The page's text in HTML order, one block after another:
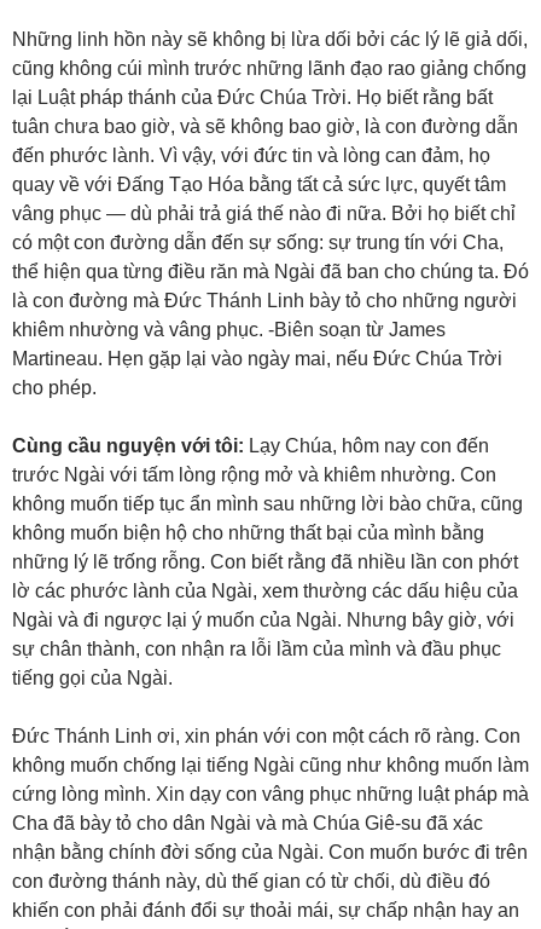
Những linh hồn này sẽ không bị lừa dối bởi các lý lẽ giả dối,
cũng không cúi mình trước những lãnh đạo rao giảng chống
lại Luật pháp thánh của Đức Chúa Trời. Họ biết rằng bất
tuân chưa bao giờ, và sẽ không bao giờ, là con đường dẫn
đến phước lành. Vì vậy, với đức tin và lòng can đảm, họ
quay về với Đấng Tạo Hóa bằng tất cả sức lực, quyết tâm
vâng phục — dù phải trả giá thế nào đi nữa. Bởi họ biết chỉ
có một con đường dẫn đến sự sống: sự trung tín với Cha,
thể hiện qua từng điều răn mà Ngài đã ban cho chúng ta. Đó
là con đường mà Đức Thánh Linh bày tỏ cho những người
khiêm nhường và vâng phục. -Biên soạn từ James
Martineau. Hẹn gặp lại vào ngày mai, nếu Đức Chúa Trời
cho phép.
Cùng cầu nguyện với tôi: Lạy Chúa, hôm nay con đến
trước Ngài với tấm lòng rộng mở và khiêm nhường. Con
không muốn tiếp tục ẩn mình sau những lời bào chữa, cũng
không muốn biện hộ cho những thất bại của mình bằng
những lý lẽ trống rỗng. Con biết rằng đã nhiều lần con phớt
lờ các phước lành của Ngài, xem thường các dấu hiệu của
Ngài và đi ngược lại ý muốn của Ngài. Nhưng bây giờ, với
sự chân thành, con nhận ra lỗi lầm của mình và đầu phục
tiếng gọi của Ngài.
Đức Thánh Linh ơi, xin phán với con một cách rõ ràng. Con
không muốn chống lại tiếng Ngài cũng như không muốn làm
cứng lòng mình. Xin dạy con vâng phục những luật pháp mà
Cha đã bày tỏ cho dân Ngài và mà Chúa Giê-su đã xác
nhận bằng chính đời sống của Ngài. Con muốn bước đi trên
con đường thánh này, dù thế gian có từ chối, dù điều đó
khiến con phải đánh đổi sự thoải mái, sự chấp nhận hay an